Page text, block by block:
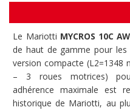
Le Mariotti MYCROS 10C
de haut de gamme pour les
version compacte (L2=1348
– 3 roues motrices)
adhérence maximale est
historique de Mariotti, au